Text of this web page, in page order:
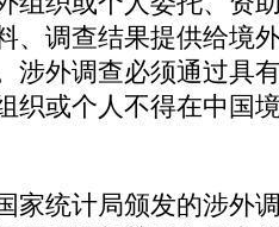
、调查结果提供给境
涉外调查必须通过具
织或个人不得在中国
统计局颁发的涉外